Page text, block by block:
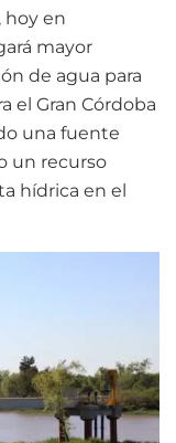
hoy en
mayor
de agua para
el Gran Córdoba
una fuente
un recurso
hídrica en el